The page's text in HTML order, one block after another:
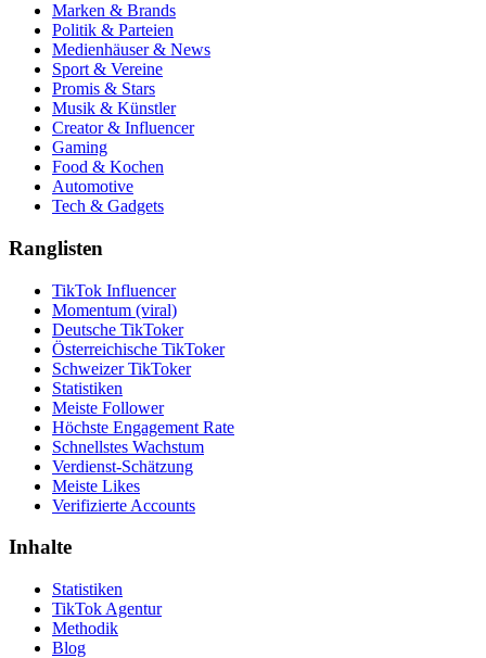
Marken & Brands
Politik & Parteien
Medienhäuser & News
Sport & Vereine
Promis & Stars
Musik & Künstler
Creator & Influencer
Gaming
Food & Kochen
Automotive
Tech & Gadgets
Ranglisten
TikTok Influencer
Momentum (viral)
Deutsche TikToker
Österreichische TikToker
Schweizer TikToker
Statistiken
Meiste Follower
Höchste Engagement Rate
Schnellstes Wachstum
Verdienst-Schätzung
Meiste Likes
Verifizierte Accounts
Inhalte
Statistiken
TikTok Agentur
Methodik
Blog